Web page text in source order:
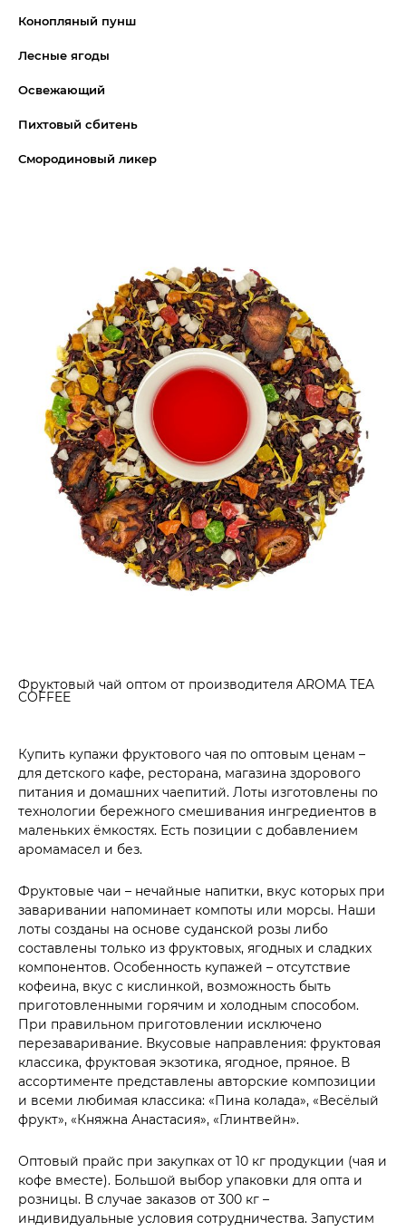
Конопляный пунш
Лесные ягоды
Освежающий
Пихтовый сбитень
Смородиновый ликер
Фруктовый чай оптом от производителя AROMA TEA
COFFEE
Купить купажи фруктового чая по оптовым ценам –
для детского кафе, ресторана, магазина здорового
питания и домашних чаепитий. Лоты изготовлены по
технологии бережного смешивания ингредиентов в
маленьких ёмкостях. Есть позиции с добавлением
аромамасел и без.
Фруктовые чаи – нечайные напитки, вкус которых при
заваривании напоминает компоты или морсы. Наши
лоты созданы на основе суданской розы либо
составлены только из фруктовых, ягодных и сладких
компонентов. Особенность купажей – отсутствие
кофеина, вкус с кислинкой, возможность быть
приготовленными горячим и холодным способом.
При правильном приготовлении исключено
перезаваривание. Вкусовые направления: фруктовая
классика, фруктовая экзотика, ягодное, пряное. В
ассортименте представлены авторские композиции
и всеми любимая классика: «Пина колада», «Весёлый
фрукт», «Княжна Анастасия», «Глинтвейн».
Оптовый прайс при закупках от 10 кг продукции (чая и
кофе вместе). Большой выбор упаковки для опта и
розницы. В случае заказов от 300 кг –
индивидуальные условия сотрудничества. Запустим